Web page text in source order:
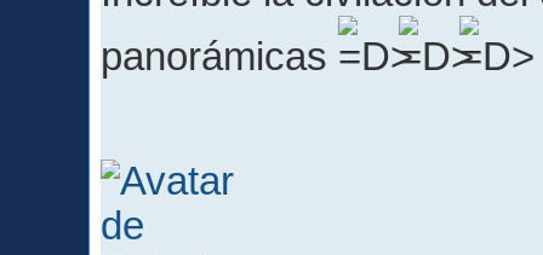
panorámicas